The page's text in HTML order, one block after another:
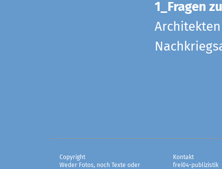
1_Fragen
Copyright
Weder Fotos, noch Texte oder
Kontakt
frei04-publizistik